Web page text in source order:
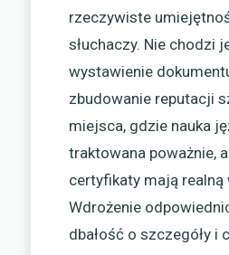
rzeczywiste
słuchaczy. Nie chodzi
wystawienie
zbudowanie reputacji
miejsca, gdzie nauka
traktowana poważnie,
certyfikaty mają realną
Wdrożenie
dbałość o szczegóły i